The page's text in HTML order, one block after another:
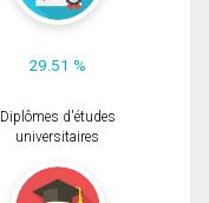
29.51 %
Diplômes d'études
universitaires